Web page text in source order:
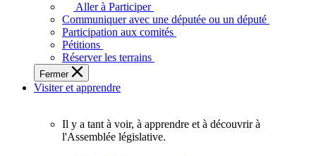
plein
potentiel,
l'Assemblée
a
besoin
de
Aller à Participer
Communiquer avec une députée ou un député
Participation aux comités
Pétitions
Réserver les terrains
Fermer
Visiter et apprendre
Il y a tant à voir, à apprendre et à découvrir à
l'Assemblée législative.